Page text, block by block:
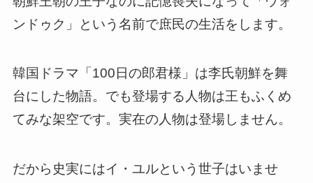
ンドゥク」という名前で庶民の生活をします。
韓国ドラマ「100日の郎君様」は李氏朝鮮を舞
台にした物語。でも登場する人物は王もふくめ
てみな架空です。実在の人物は登場しません。
だから史実にはイ・ユルという世子はいませ